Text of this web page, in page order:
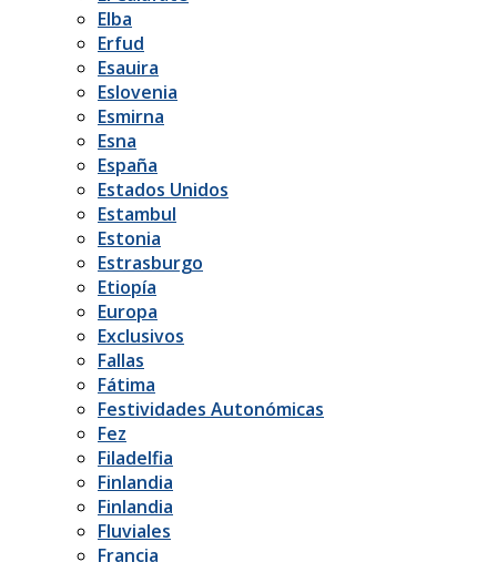
Elba
Erfud
Esauira
Eslovenia
Esmirna
Esna
España
Estados Unidos
Estambul
Estonia
Estrasburgo
Etiopía
Europa
Exclusivos
Fallas
Fátima
Festividades Autonómicas
Fez
Filadelfia
Finlandia
Finlandia
Fluviales
Francia